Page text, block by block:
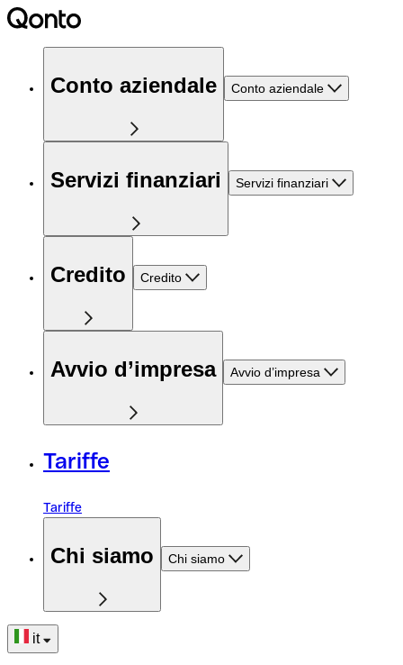
Conto aziendale Conto aziendale
Servizi finanziari Servizi finanziari
Credito Credito
Avvio d’impresa Avvio d’impresa
Tariffe
Tariffe
Chi siamo Chi siamo
it